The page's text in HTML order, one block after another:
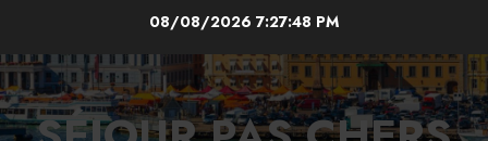
content
08/08/2026 7:27:49 PM